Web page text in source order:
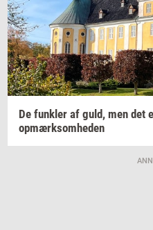
De funk­ler af guld, men det
op­mærk­som­he­den